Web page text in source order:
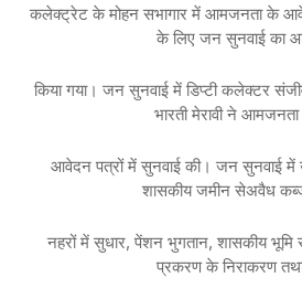
कलेक्ट्रेट के मोहन सभागार में आमजनता के
के लिए जन सुनवाई का
किया गया। जन सुनवाई में डिप्टी कलेक्टर
भारती मेरावी ने
आवेदन पत्रों में सुनवाई की। जन सुनवाई में
शासकीय जमीन सेअवैध
नहरों में सुधार, पेंशन भुगतान, शासकीय
प्रकरण के निराकरण